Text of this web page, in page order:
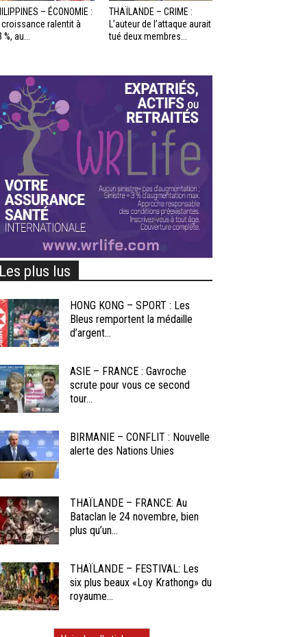
– ÉCONOMIE :
croissance ralentit à
%, au...
THAÏLANDE – CRIME :
L’auteur de l’attaque aurait
tué deux membres...
Les plus lus
HONG KONG – SPORT : Les
Bleus remportent la médaille
d’argent...
ASIE – FRANCE : Gavroche
scrute pour vous ce second
tour...
BIRMANIE – CONFLIT : Nouvelle
alerte des Nations Unies
THAÏLANDE – FRANCE: Au
Bataclan le 24 novembre, bien
plus qu’un...
THAÏLANDE – FESTIVAL: Les
six plus beaux «Loy Krathong» du
royaume...